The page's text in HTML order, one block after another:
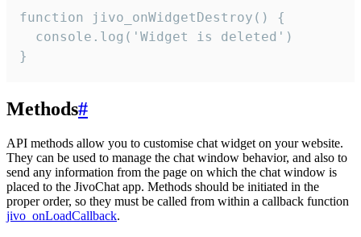
function jivo_onWidgetDestroy() {
  console.log('Widget is deleted')
}
Methods#
API methods allow you to customise chat widget on your website.
They can be used to manage the chat window behavior, and also to
send any information from the page on which the chat window is
placed to the JivoChat app. Methods should be initiated in the
proper order, so they must be called from within a callback function
jivo_onLoadCallback.